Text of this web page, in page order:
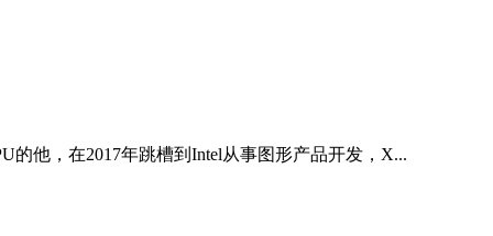
的他，在2017年跳槽到Intel从事图形产品开发，X...